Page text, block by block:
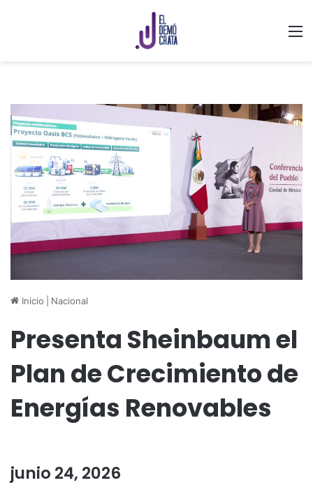
Inicio Nacional
Presenta Sheinbaum el
Plan de Crecimiento de
Energías Renovables
junio 24, 2026